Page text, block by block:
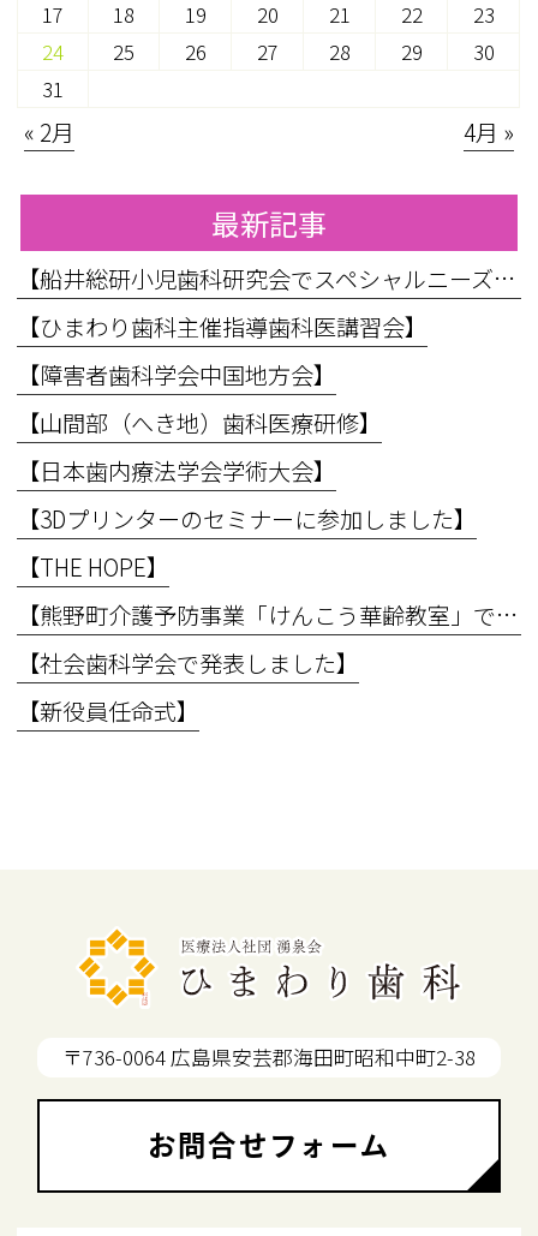
17 18 19 20 21 22
23
24
25 26 27 28 29
30
31
« 2月 4月 »
最新記事
【船井総研小児歯科研究会でスペシャルニーズ対応のお話をしてきました】
【ひまわり歯科主催指導歯科医講習会】
【障害者歯科学会中国地方会】
【山間部（へき地）歯科医療研修】
【日本歯内療法学会学術大会】
【3Dプリンターのセミナーに参加しました】
【THE HOPE】
【熊野町介護予防事業「けんこう華齢教室」で講義を行いました】
【社会歯科学会で発表しました】
【新役員任命式】
〒736-0064 広島県安芸郡海田町昭和中町2-38
お問合せフォーム